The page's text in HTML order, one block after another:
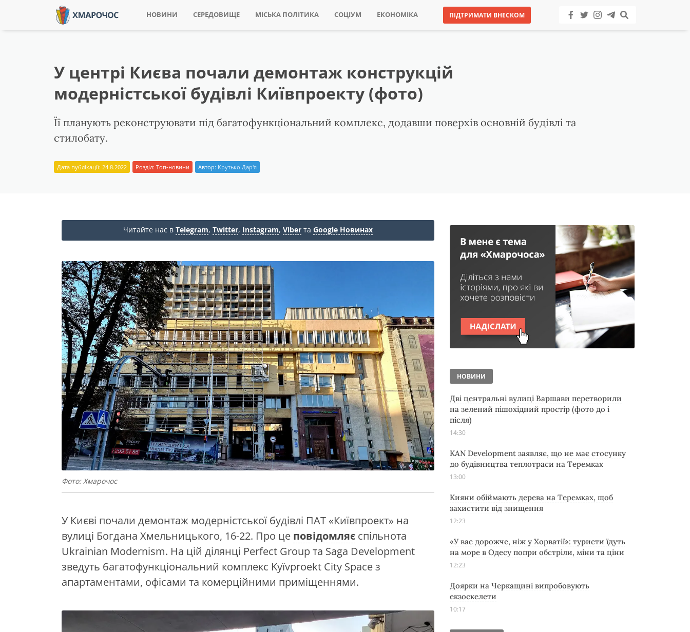
НОВИНИ СЕРЕДОВИЩЕ МІСЬКА ПОЛІТИКА СОЦІУМ ЕКОНОМІКА ПІДТРИМАТИ ВНЕСКОМ
У центрі Києва почали демонтаж конструкцій
модерністської будівлі Київпроекту (фото)
Її планують реконструювати під багатофункціональний комплекс, додавши поверхів основній будівлі та
стилобату.
Дата публікації: 24.8.2022 Розділ: Топ-новини Автор: Крутько Дар'я
Читайте нас в Telegram, Twitter, Instagram, Viber та Google Новинах
Фото: Хмарочос
У Києві почали демонтаж модерністської будівлі ПАТ «Київпроект» на
вулиці Богдана Хмельницького, 16-22. Про це повідомляє спільнота
Ukrainian Modernism. На цій ділянці Perfect Group та Saga Development
зведуть багатофункціональний комплекс Kyїvproekt City Space з
апартаментами, офісами та комерційними приміщеннями.
НОВИНИ
Дві центральні вулиці Варшави перетворили
на зелений пішохідний простір (фото до і
після)
14:30
KAN Development заявляє, що не має стосунку
до будівництва теплотраси на Теремках
13:00
Кияни обіймають дерева на Теремках, щоб
захистити від знищення
12:23
«У вас дорожче, ніж у Хорватії»: туристи їдуть
на море в Одесу попри обстріли, міни та ціни
12:23
Доярки на Черкащині випробовують
екзоскелети
10:17